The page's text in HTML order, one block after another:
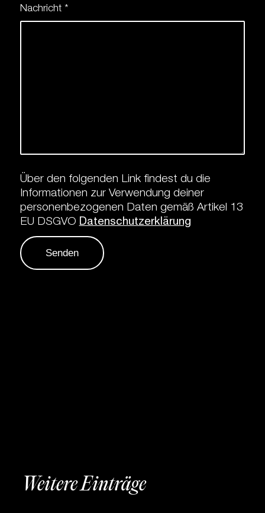
Nachricht *
Über den folgenden Link findest du die
Informationen zur Verwendung deiner
personenbezogenen Daten gemäß Artikel 13
EU DSGVO Datenschutzerklärung
Weitere Einträge